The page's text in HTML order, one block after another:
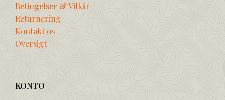
Betingelser & Vilkår
Returnering
Kontakt os
Oversigt
KONTO